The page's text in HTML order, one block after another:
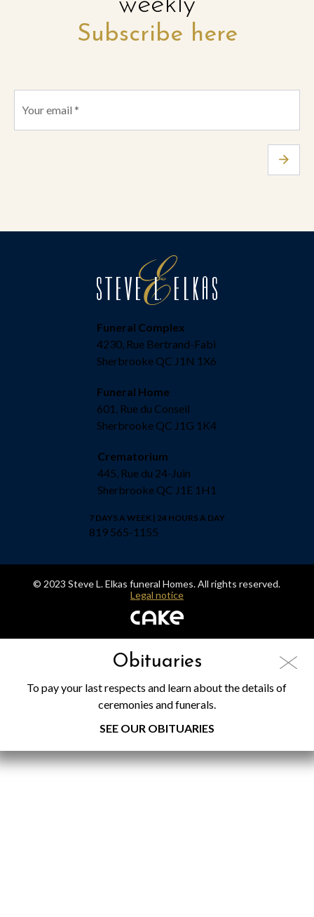
Subscribe here
Funeral Complex
4230, Rue Bertrand-Fabi
Sherbrooke QC J1N 1X6
Funeral Home
601, Rue du Conseil
Sherbrooke QC J1G 1K4
Crematorium
445, Rue du 24-Juin
Sherbrooke QC J1E 1H1
7 DAYS A WEEK | 24 HOURS A DAY
819 565-1155
© 2023 Steve L. Elkas funeral Homes. All rights reserved.
Legal notice
Obituaries
To pay your last respects and learn about the details of
ceremonies and funerals.
SEE OUR OBITUARIES